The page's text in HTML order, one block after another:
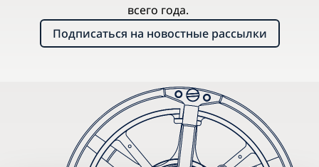
всего года.
Подписаться на новостные рассылки